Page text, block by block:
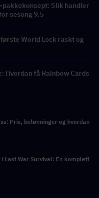
pakkekonsept: Slik handler
sesong 9.5
World Lock raskt og
Hvordan få Rainbow Cards
Pris, belønninger og hvordan
Last War Survival: En komplett